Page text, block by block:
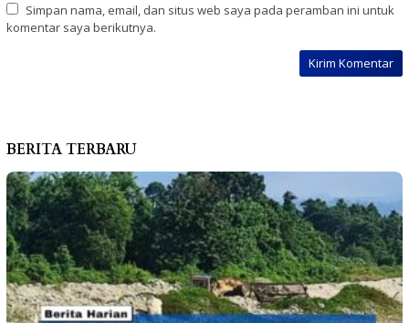
Simpan nama, email, dan situs web saya pada peramban ini untuk
komentar saya berikutnya.
BERITA TERBARU